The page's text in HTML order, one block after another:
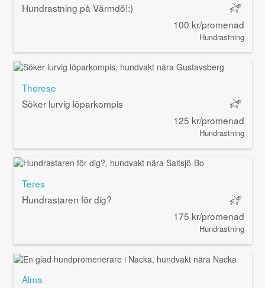
Hundrastning på Värmdö!:)
100 kr/promenad
Hundrastning
Therese
Söker lurvig löparkompis
125 kr/promenad
Hundrastning
Teres
Hundrastaren för dig?
175 kr/promenad
Hundrastning
Alma